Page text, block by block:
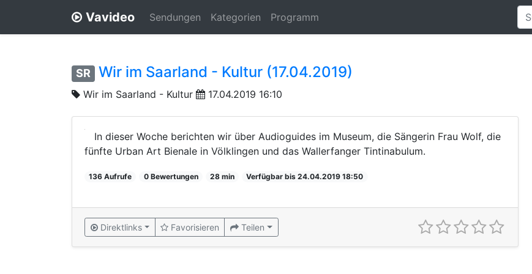
Vavideo Sendungen Kategorien Programm
SR Wir im Saarland - Kultur (17.04.2019)
Wir im Saarland - Kultur 17.04.2019 16:10
In dieser Woche berichten wir über Audioguides im Museum, die Sängerin Frau Wolf, die
fünfte Urban Art Bienale in Völklingen und das Wallerfanger Tintinabulum.
136 Aufrufe 0 Bewertungen 28 min Verfügbar bis 24.04.2019 18:50
Direktlinks Favorisieren Teilen